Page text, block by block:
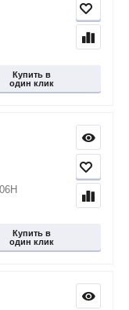
Купить в
один клик
Купить в
один клик